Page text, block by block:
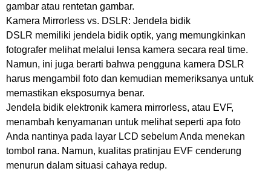
gambar atau rentetan gambar.
Kamera Mirrorless vs. DSLR: Jendela bidik
DSLR memiliki jendela bidik optik, yang memungkinkan
fotografer melihat melalui lensa kamera secara real time.
Namun, ini juga berarti bahwa pengguna kamera DSLR
harus mengambil foto dan kemudian memeriksanya untuk
memastikan eksposurnya benar.
Jendela bidik elektronik kamera mirrorless, atau EVF,
menambah kenyamanan untuk melihat seperti apa foto
Anda nantinya pada layar LCD sebelum Anda menekan
tombol rana. Namun, kualitas pratinjau EVF cenderung
menurun dalam situasi cahaya redup.